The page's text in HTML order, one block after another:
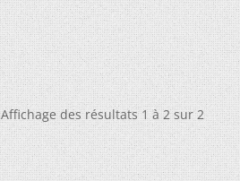
Affichage des résultats 1 à 2 sur 2